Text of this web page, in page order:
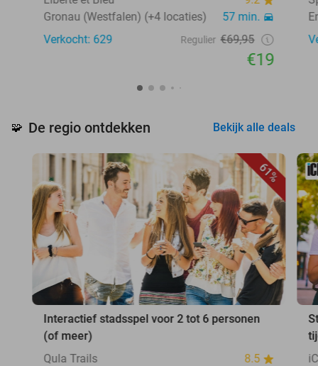
Gronau (Westfalen) (+4 locaties)
57 min.
Verkocht: 629
Regulier €69,95
€19
🧩 De regio ontdekken Bekijk alle deals
61%
Interactief stadsspel voor 2 tot 6 personen
(of meer)
Qula Trails
8.5